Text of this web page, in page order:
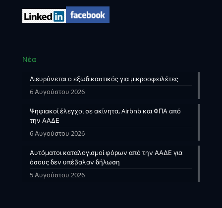
Νέα
Διευρύνεται ο εξωδικαστικός για μικροοφειλέτες
6 Αυγούστου 2026
Ψηφιακοί έλεγχοι σε ακίνητα, Airbnb και ΦΠΑ από
την ΑΑΔΕ
6 Αυγούστου 2026
Αυτόματοι καταλογισμοί φόρων από την ΑΑΔΕ για
όσους δεν υπέβαλαν δήλωση
5 Αυγούστου 2026